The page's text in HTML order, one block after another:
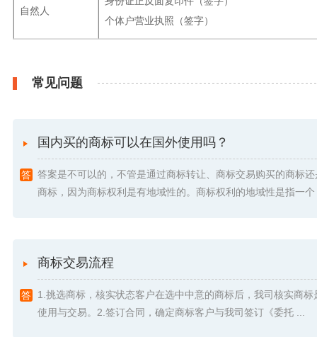
自然人
个体户营业执照（签字）
常见问题
国内买的商标可以在国外使用吗？
答案是不可以的，不管是通过商标转让、商标交易购买的商标
商标，因为商标权利是有地域性的。商标权利的地域性是指一
商标交易流程
1.挑选商标，核实状态客户在选中中意的商标后，我司核实商标
使用与交易。2.签订合同，确定商标客户与我司签订《委托 ...